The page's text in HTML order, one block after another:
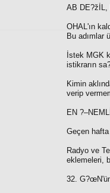
AB
OHAL'ın
Bu adımlar
İstek MGK
istikrarın
Kimin
verip
EN
Geçen
Radyo ve
eklemeleri,
32.